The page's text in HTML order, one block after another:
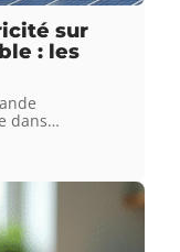
sur
: les
dans…